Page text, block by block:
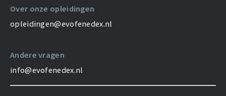
Over onze opleidingen
opleidingen@evofenedex.nl
Andere vragen
info@evofenedex.nl